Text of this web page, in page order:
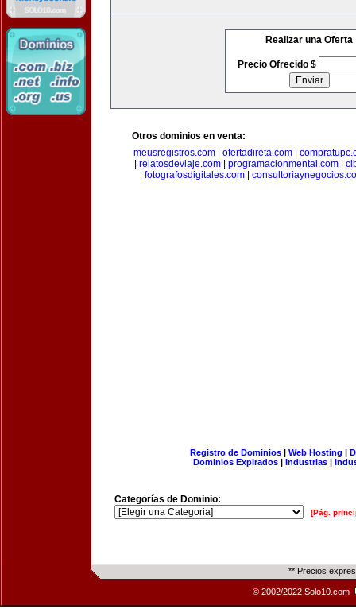
Realizar una Oferta
Precio Ofrecido $
Otros dominios en venta:
meusregistros.com| ofertadireta.com|
relatosdeviaje.com| programacionmental.com|
fotografosdigitales.com
Registro de Dominios| Web Hosting |
Dominios Expirados | Industrias |
Categorías de Dominio:
[Pág.
** Precios
© 2002/2022 Solo10.com